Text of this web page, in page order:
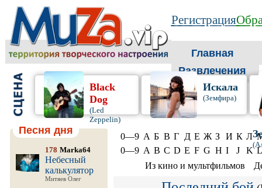
Регистрация
Главная
Развлечения
Black
Dog
(Led
Zeppelin)
Искала
(Земфира)
Песня дня
178 Marka64
Небесный
калькулятор
Митяев Олег
0—9 А Б В Г Д Е Ж З И К Л
0—9 A B C D E F G H I J K L
Из кино и мультфильмов